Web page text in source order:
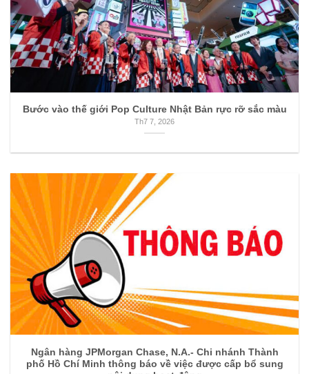
Bước vào thế giới Pop Culture Nhật Bản rực rỡ sắc màu
Th7 7, 2026
Ngân hàng JPMorgan Chase, N.A.- Chi nhánh Thành
phố Hồ Chí Minh thông báo về việc được cấp bổ sung